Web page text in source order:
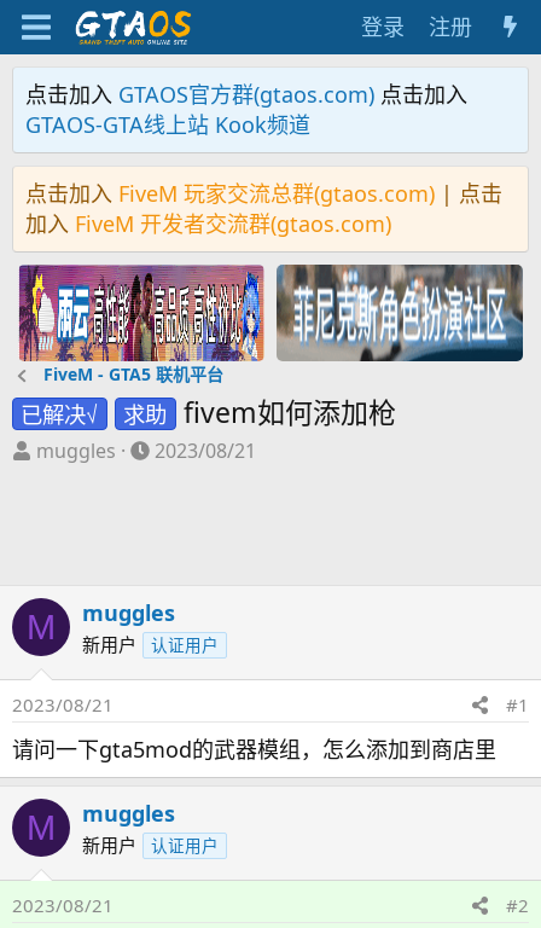
登录 注册
点击加入 GTAOS官方群(gtaos.com) 点击加入
GTAOS-GTA线上站 Kook频道
点击加入 FiveM 玩家交流总群(gtaos.com) | 点击
加入 FiveM 开发者交流群(gtaos.com)
FiveM - GTA5 联机平台
已解决√ 求助 fivem如何添加枪
主
muggles
开
2023/08/21
M muggles
新用户 认证用户
2023/08/21 #1
请问一下gta5mod的武器模组，怎么添加到商店里
M muggles
新用户 认证用户
2023/08/21 #2